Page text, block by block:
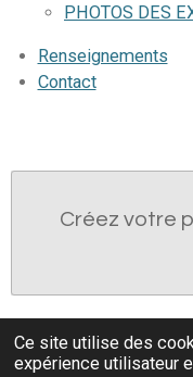
Ce site utilise des
expérience utilisateur
PHOTOS DES
Renseignements
Contact
Créez votre
Ces photos sont ma